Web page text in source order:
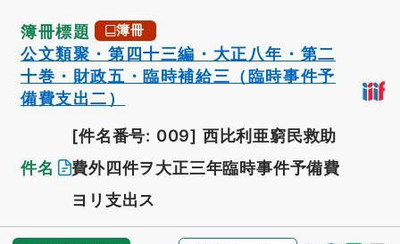
簿冊標題 簿冊
公文類聚・第四十三編・大正八年・第二
十巻・財政五・臨時補給三（臨時事件予
備費支出二）
件名
[件名番号: 009] 西比利亜窮民救助
費外四件ヲ大正三年臨時事件予備費
ヨリ支出ス